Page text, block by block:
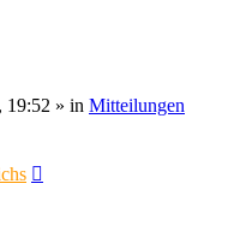
19:52 » in Mitteilungen